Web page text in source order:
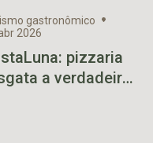
gastronômico
2026
pizzaria
a verdadeira